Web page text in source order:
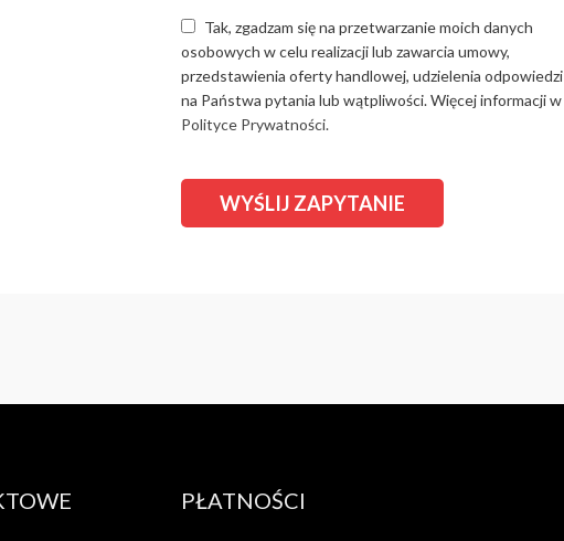
Tak, zgadzam się na przetwarzanie moich danych
osobowych w celu realizacji lub zawarcia umowy,
przedstawienia oferty handlowej, udzielenia odpowiedzi
na Państwa pytania lub wątpliwości. Więcej informacji w
Polityce Prywatności.
PŁATNOŚCI